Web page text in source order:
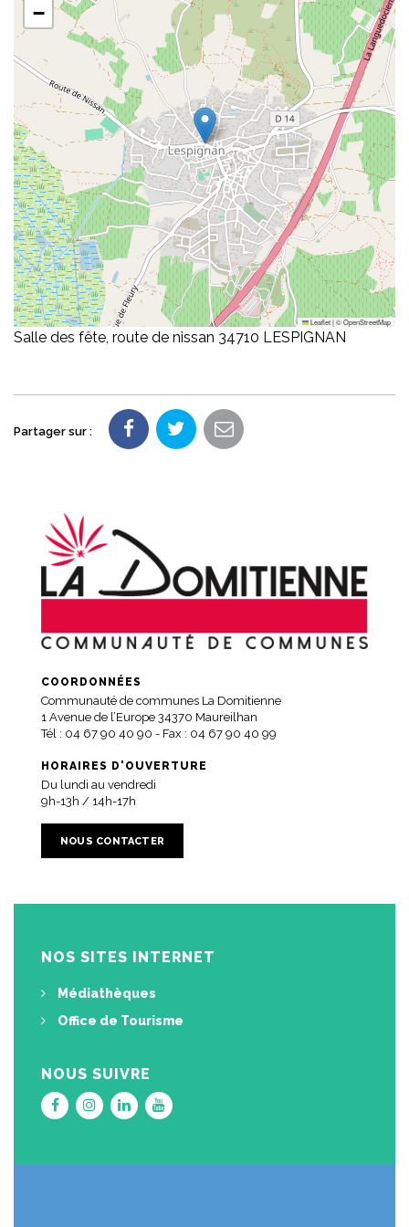
−
Leaflet|©OpenStreetMap
Salle des fête, route de nissan 34710 LESPIGNAN
Partager sur :
COORDONNÉES
Communauté de communes La Domitienne
1 Avenue de l’Europe 34370 Maureilhan
Tél : 04 67 90 40 90 - Fax : 04 67 90 40 99
HORAIRES D'OUVERTURE
Du lundi au vendredi
9h-13h / 14h-17h
NOUS CONTACTER
NOS SITES INTERNET
Médiathèques
Office de Tourisme
NOUS SUIVRE
Lien
vers
Facebook
Lien
vers
Instagram
Lien
vers
Linkedin
Lien
vers
Youtube